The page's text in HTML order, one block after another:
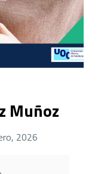
Muñoz
2026